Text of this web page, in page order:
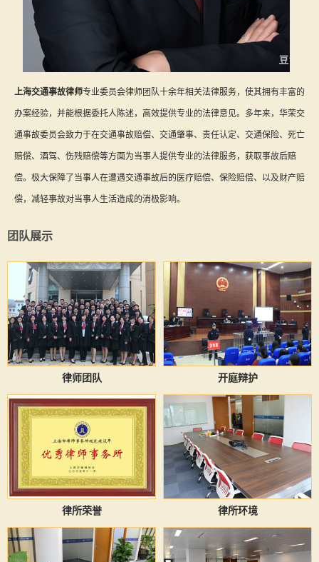
上海交通事故律师专业委员会律师团队十余年相关法律服务，使其拥有丰富的
办案经验，并能根据委托人陈述，高效提供专业的法律意见。多年来，华荣交
通事故委员会致力于在交通事故赔偿、交通肇事、责任认定、交通保险、死亡
赔偿、酒驾、伤残赔偿等方面为当事人提供专业的法律服务，获取事故后赔
偿。极大保障了当事人在遭遇交通事故后的医疗赔偿、保险赔偿、以及财产赔
偿，减轻事故对当事人生活造成的消极影响。
团队展示
律师团队 开庭辩护
律所荣誉 律所环境